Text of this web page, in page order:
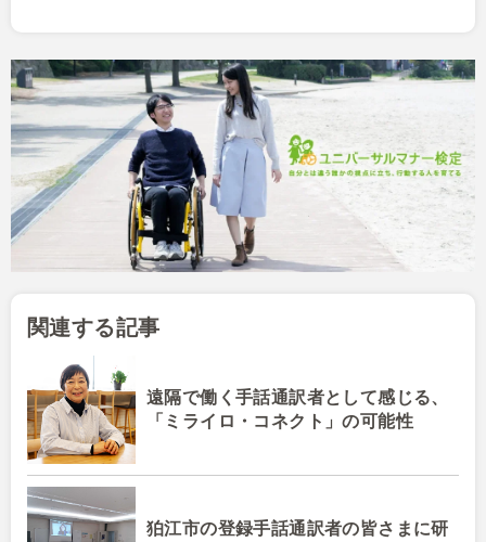
関連する記事
遠隔で働く手話通訳者として感じる、
「ミライロ・コネクト」の可能性
狛江市の登録手話通訳者の皆さまに研